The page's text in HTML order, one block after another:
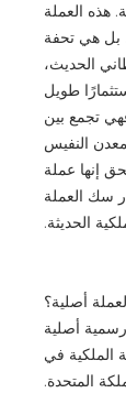
هذه العملة
بل هي تحفة
الحديث،
طويل
تجمع بين
النفيس
إنها عملة
سك العملة
الحديثة.
أصلية؟
رسمية أصلية
الملكية في
المتحدة.